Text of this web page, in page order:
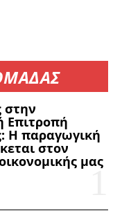
στην
Επιτροπή
Η παραγωγική
στον
μας